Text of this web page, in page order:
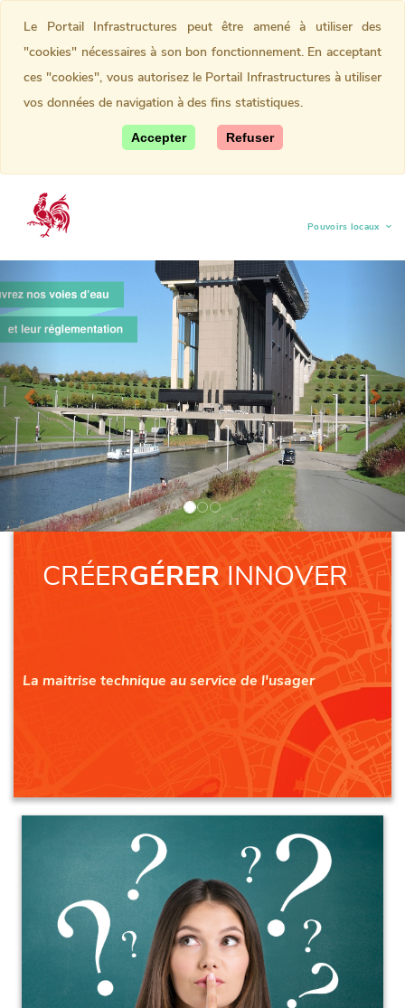
Pouvoirs locaux
(current)
CRÉERGÉRER INNOVER
La maitrise technique au service de l'usager
Le Portail Infrastructures peut être amené à utiliser des
"cookies" nécessaires à son bon fonctionnement. En acceptant
ces "cookies", vous autorisez le Portail Infrastructures à utiliser
vos données de navigation à des fins statistiques.
Accepter Refuser